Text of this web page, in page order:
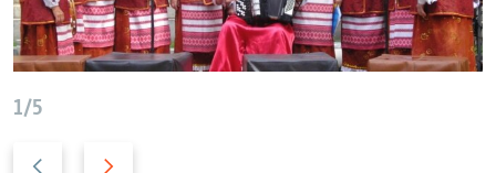
ВІДЕОУРОКИ «ELIFBE»
СВІДЧЕННЯ ОКУПАЦІЇ
УКРАЇНСЬКА ПРОБЛЕМА КРИМУ
Русский
Qırımtatar
1/5
Previous
Next